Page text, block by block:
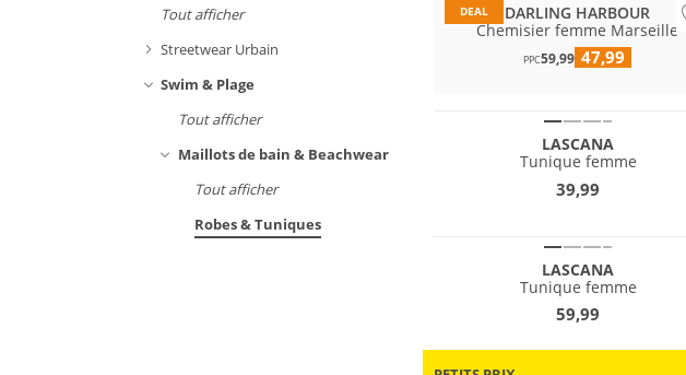
Tout afficher
Streetwear Urbain
Swim & Plage
Tout afficher
Maillots de bain & Beachwear
Tout afficher
Robes & Tuniques
DEAL
DARLING HARBOUR
Chemisier femme Marseille
PPC59,99 47,99
LASCANA
Tunique femme
39,99
LASCANA
Tunique femme
59,99